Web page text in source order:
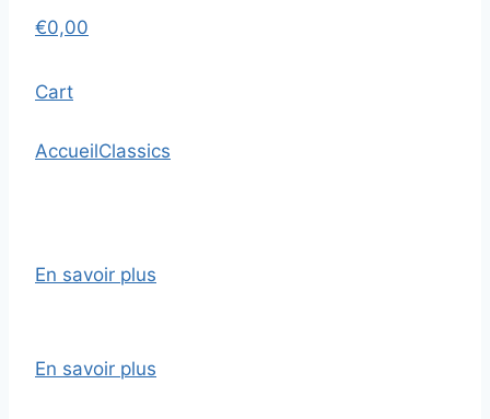
€0,00
Cart
AccueilClassics
En savoir plus
En savoir plus